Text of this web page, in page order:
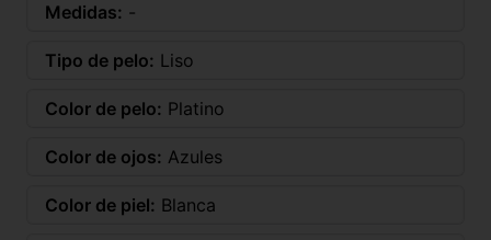
Medidas: -
Tipo de pelo: Liso
Color de pelo: Platino
Color de ojos: Azules
Color de piel: Blanca